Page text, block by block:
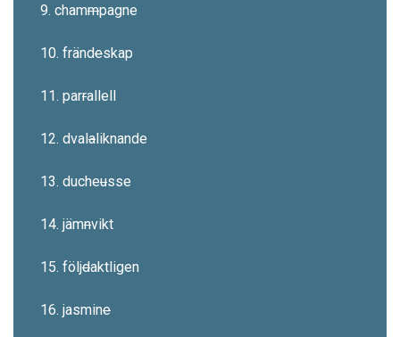
9. chammpagne
10. frändeskap
11. parrallell
12. dvalaliknande
13. ducheusse
14. jämnvikt
15. följdaktligen
16. jasmine